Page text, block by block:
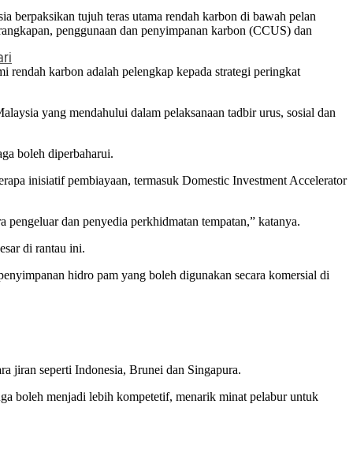
berpaksikan tujuh teras utama rendah karbon di bawah pelan
penggunaan dan penyimpanan karbon (CCUS) dan
rendah karbon adalah pelengkap kepada strategi peringkat
yang mendahului dalam pelaksanaan tadbir urus, sosial dan
boleh diperbaharui.
inisiatif pembiayaan, termasuk Domestic Investment Accelerator
dan penyedia perkhidmatan tempatan,” katanya.
di rantau ini.
hidro pam yang boleh digunakan secara komersial di
jiran seperti Indonesia, Brunei dan Singapura.
boleh menjadi lebih kompetetif, menarik minat pelabur untuk